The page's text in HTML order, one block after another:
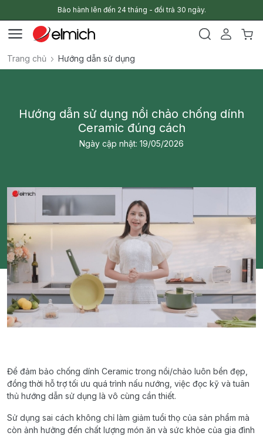
Bảo hành lên đến 24 tháng - đổi trả 30 ngày.
Trang chủ Hướng dẫn sử dụng
Hướng dẫn sử dụng nồi chảo chống dính
Ceramic đúng cách
Ngày cập nhật: 19/05/2026
Để đảm bảo chống dính Ceramic trong nồi/chảo luôn bền đẹp,
đồng thời hỗ trợ tối ưu quá trình nấu nướng, việc đọc kỹ và tuân
thủ hướng dẫn sử dụng là vô cùng cần thiết.
Sử dụng sai cách không chỉ làm giảm tuổi thọ của sản phẩm mà
còn ảnh hưởng đến chất lượng món ăn và sức khỏe của gia đình